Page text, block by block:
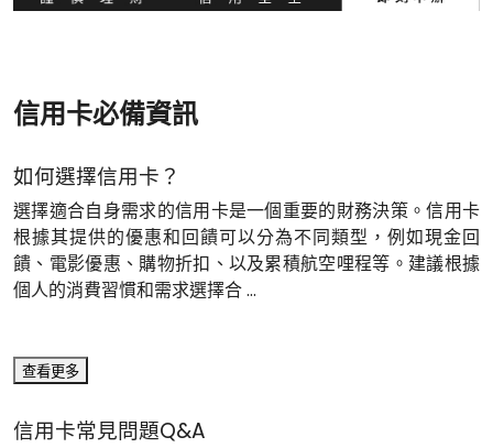
信用卡必備資訊
如何選擇信用卡？
選擇適合自身需求的信用卡是一個重要的財務決策。信用卡
根據其提供的優惠和回饋可以分為不同類型，例如現金回
饋、電影優惠、購物折扣、以及累積航空哩程等。建議根據
個人的消費習慣和需求選擇合 ...
查看更多
信用卡常見問題Q&A